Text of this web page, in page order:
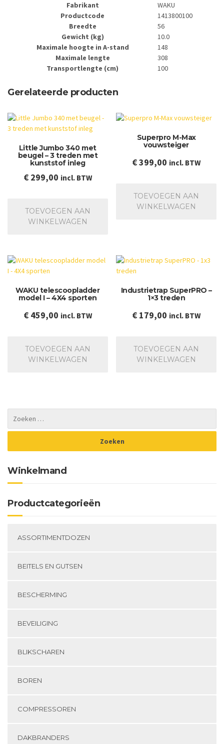
Fabrikant
WAKU
Productcode
1413800100
Breedte
56
Gewicht (kg)
10.0
Maximale hoogte in A-stand
148
Maximale lengte
308
Transportlengte (cm)
100
Gerelateerde producten
Little Jumbo 340 met
beugel – 3 treden met
kunststof inleg
€299,00 incl. BTW
TOEVOEGEN AAN
WINKELWAGEN
Superpro M-Max
vouwsteiger
€399,00 incl. BTW
TOEVOEGEN AAN
WINKELWAGEN
WAKU telescoopladder
model I – 4X4 sporten
€459,00 incl. BTW
TOEVOEGEN AAN
WINKELWAGEN
Industrietrap SuperPRO –
1×3 treden
€ 179,00 incl. BTW
TOEVOEGEN AAN
WINKELWAGEN
Winkelmand
Productcategorieën
ASSORTIMENTDOZEN
BEITELS EN GUTSEN
BESCHERMING
BEVEILIGING
BLIKSCHAREN
BOREN
COMPRESSOREN
DAKBRANDERS